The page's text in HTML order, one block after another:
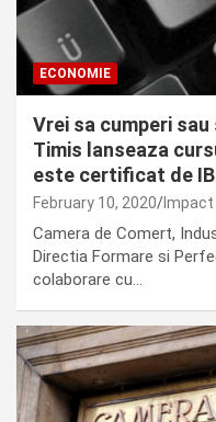
ECONOMIE
Vrei sa cumperi
Timis lanseaza
este certificat de
February 10, 2020 Impact
Camera de Comert,
Directia Formare si
colaborare cu…